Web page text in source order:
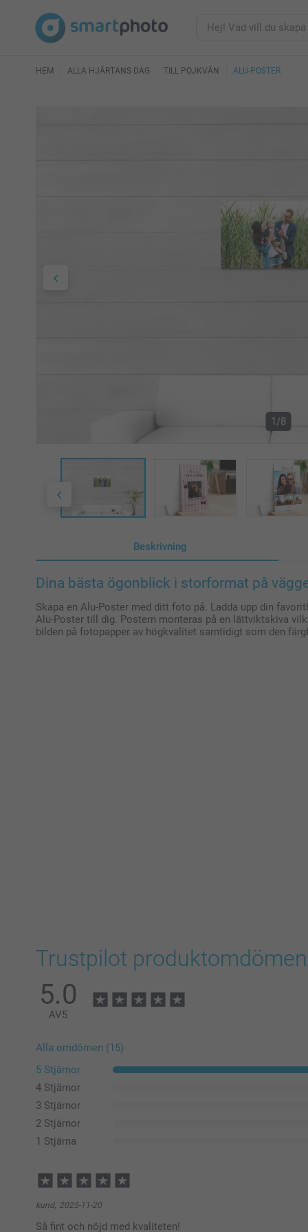
HEM ALLA HJÄRTANS DAG TILL POJKVÄN ALU-POSTER
1/8
Beskrivning
Dina bästa ögonblick i storformat på
Skapa en Alu-Poster med ditt foto på. Ladda upp din
Alu-Poster till dig. Postern monteras på en lättviktskiva
bilden på fotopapper av högkvalitet samtidigt som den
Trustpilot produktomdömen
5.0
AV5
Alla omdömen (15)
5 Stjärnor
4 Stjärnor
3 Stjärnor
2 Stjärnor
1 Stjärna
kund, 2025-11-20
Så fint och nöjd med kvaliteten!